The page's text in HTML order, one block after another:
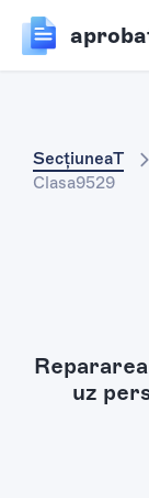
SecțiuneaT
Clasa9529
uz